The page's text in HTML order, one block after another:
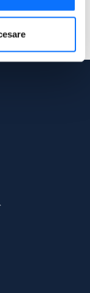
la
oricând acordul
dvs.
online.